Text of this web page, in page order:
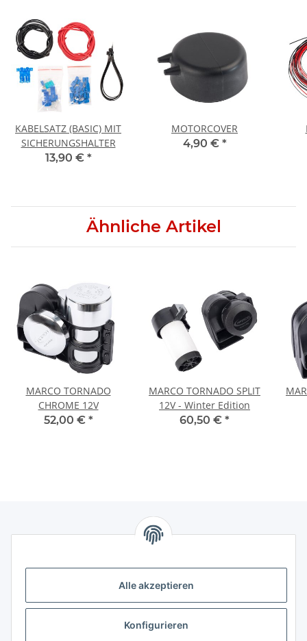
Alle akzeptieren
Konfigurieren
KABELSATZ (BASIC) MIT
SICHERUNGSHALTER
13,90 € *
MOTORCOVER
4,90 € *
Ähnliche Artikel
MARCO TORNADO
CHROME 12V
52,00 € *
MARCO TORNADO SPLIT
12V - Winter Edition
60,50 € *
Gesetzliche Informationen
Gesetzliche Informationen